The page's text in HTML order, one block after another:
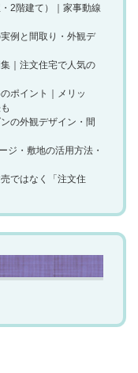
2階建て）｜家事動線
例と間取り・外観デ
｜注文住宅で人気の
ポイント｜メリッ
の外観デザイン・間
ジ・敷地の活用方法・
ではなく「注文住